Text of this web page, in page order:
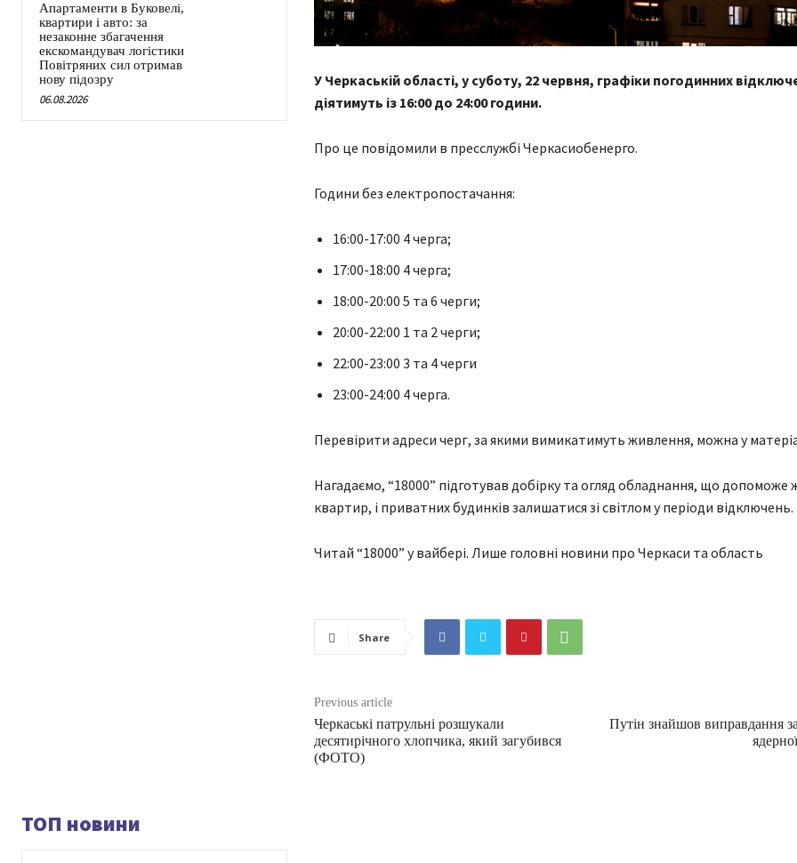
Апартаменти в Буковелі,
квартири і авто: за
незаконне збагачення
екскомандувач логістики
Повітряних сил отримав
нову підозру
06.08.2026
У Черкаській області, у суботу, 22 червня, графіки погодинних
діятимуть із 16:00 до 24:00 години.
Про це повідомили в пресслужбі Черкасиобенерго.
Години без електропостачання:
16:00-17:00 4 черга;
17:00-18:00 4 черга;
18:00-20:00 5 та 6 черги;
20:00-22:00 1 та 2 черги;
22:00-23:00 3 та 4 черги
23:00-24:00 4 черга.
Перевірити адреси черг, за якими вимикатимуть живлення, можна у
Нагадаємо, “18000” підготував добірку та огляд обладнання, що допоможе
квартир, і приватних будинків залишатися зі світлом у періоди відключень.
Читай “18000” у вайбері. Лише головні новини про Черкаси та область
Share
Previous article
Черкаські патрульні розшукали
десятирічного хлопчика, який загубився
(ФОТО)
Путін знайшов виправдання
ТОП новини